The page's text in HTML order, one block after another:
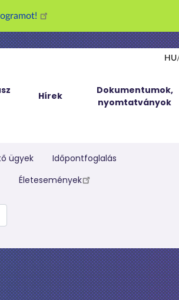
Hírek
Dokumentumok,
nyomtatványok
HU
ügyek
Időpontfoglalás
Életesemények